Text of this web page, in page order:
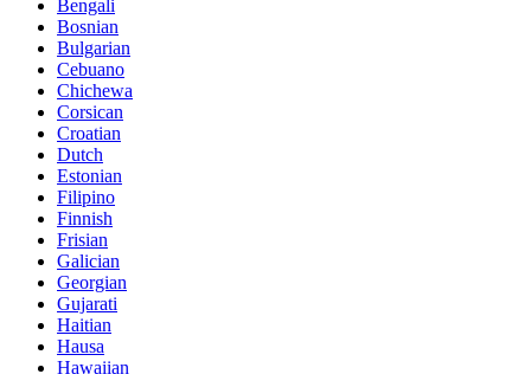
Bengali
Bosnian
Bulgarian
Cebuano
Chichewa
Corsican
Croatian
Dutch
Estonian
Filipino
Finnish
Frisian
Galician
Georgian
Gujarati
Haitian
Hausa
Hawaiian